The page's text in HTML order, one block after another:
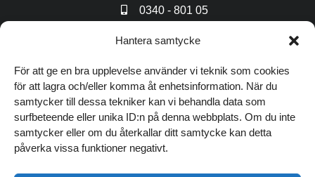
Hantera samtycke
För att ge en bra upplevelse använder vi teknik som cookies
för att lagra och/eller komma åt enhetsinformation. När du
samtycker till dessa tekniker kan vi behandla data som
surfbeteende eller unika ID:n på denna webbplats. Om du inte
samtycker eller om du återkallar ditt samtycke kan detta
påverka vissa funktioner negativt.
0340 - 801 05
info@andremedvanner.se
TITTA FÖRBI VÅRT KONTOR
Norrgatan 16, Varberg
Hitta hit
WEBB & MARKNADSFÖRING
Hemsida Start